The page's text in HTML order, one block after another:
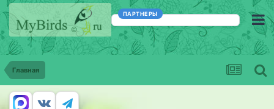
ПАРТНЕРЫ
Главная